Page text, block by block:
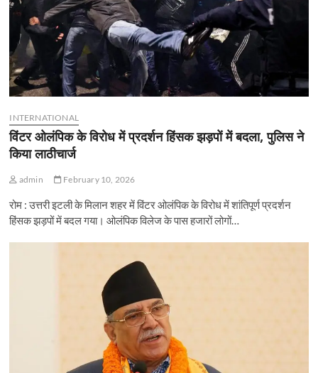
INTERNATIONAL
विंटर ओलंपिक के विरोध में प्रदर्शन हिंसक झड़पों में बदला, पुलिस ने
किया लाठीचार्ज
admin February 10, 2026
रोम : उत्तरी इटली के मिलान शहर में विंटर ओलंपिक के विरोध में शांतिपूर्ण प्रदर्शन
हिंसक झड़पों में बदल गया। ओलंपिक विलेज के पास हजारों लोगों…